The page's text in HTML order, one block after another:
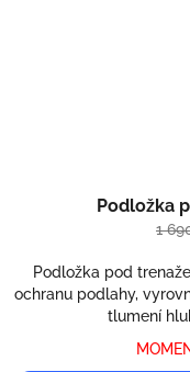
Podložka
1
Podložka pod
ochranu podlahy,
tlumení